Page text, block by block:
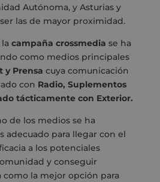
Autónoma, y Asturias y
las de mayor proximidad.
campaña crossmedia se ha
como medios principales
y Prensa cuya comunicación
con Radio, Suplementos
tácticamente con Exterior.
de los medios se ha
adecuado para llegar con el
a los potenciales
y conseguir
como la mejor opción para